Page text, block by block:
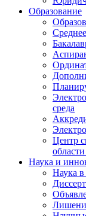
Образование
среда
Центр
Наука и
Наука в